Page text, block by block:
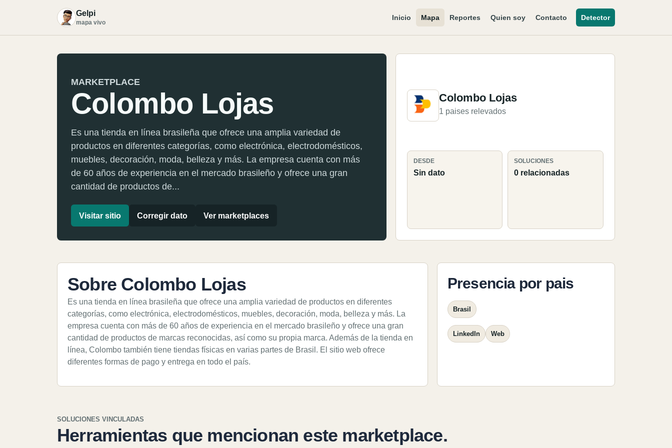
G Gelpi
mapa vivo
Inicio Mapa Reportes Quien soy Contacto Detector
MARKETPLACE
Colombo Lojas
Es una tienda en línea brasileña que ofrece una amplia variedad de
productos en diferentes categorías, como electrónica, electrodomésticos,
muebles, decoración, moda, belleza y más. La empresa cuenta con más
de 60 años de experiencia en el mercado brasileño y ofrece una gran
cantidad de productos de...
Visitar sitio Corregir dato Ver marketplaces
Colombo Lojas
1 paises relevados
DESDE
Sin dato
SOLUCIONES
0 relacionadas
Sobre Colombo Lojas
Es una tienda en línea brasileña que ofrece una amplia variedad de productos en diferentes
categorías, como electrónica, electrodomésticos, muebles, decoración, moda, belleza y más. La
empresa cuenta con más de 60 años de experiencia en el mercado brasileño y ofrece una gran
cantidad de productos de marcas reconocidas, así como su propia marca. Además de la tienda en
línea, Colombo también tiene tiendas físicas en varias partes de Brasil. El sitio web ofrece
diferentes formas de pago y entrega en todo el país.
Presencia por pais
Brasil
LinkedIn Web
SOLUCIONES VINCULADAS
Herramientas que mencionan este marketplace.